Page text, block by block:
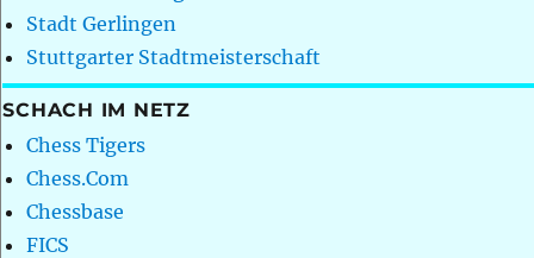
Stadt Gerlingen
Stuttgarter Stadtmeisterschaft
SCHACH IM NETZ
Chess Tigers
Chess.Com
Chessbase
FICS